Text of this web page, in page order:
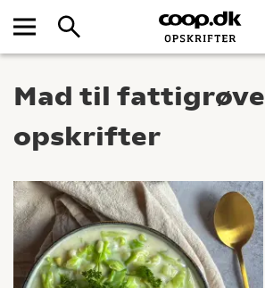
Mad til fattigrøve
opskrifter